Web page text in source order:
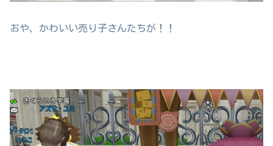
おや、かわいい売り子さんたちが！！